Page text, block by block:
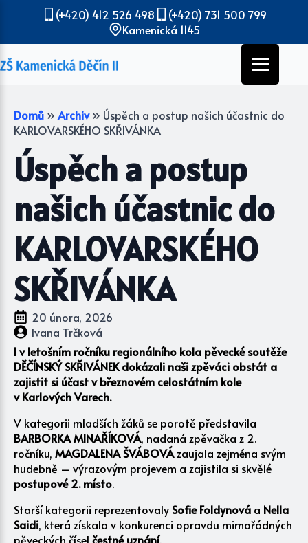
(+420) 412 526 498
(+420) 731 500 799
Kamenická 1145
Domů » Archiv » Úspěch a postup našich účastnic do
KARLOVARSKÉHO SKŘIVÁNKA
Úspěch a postup
našich účastnic do
KARLOVARSKÉHO
SKŘIVÁNKA
20 února, 2026
Ivana Trčková
I v letošním ročníku regionálního kola pěvecké soutěže
DĚČÍNSKÝ SKŘIVÁNEK dokázali naši zpěváci obstát a
zajistit si účast v březnovém celostátním kole
v Karlových Varech.
V kategorii mladších žáků se porotě představila
BARBORKA MINAŘÍKOVÁ, nadaná zpěvačka z 2.
ročníku, MAGDALENA ŠVÁBOVÁzaujala zejména svým
hudebně – výrazovým projevem a zajistila si skvělé
postupové 2. místo.
Starší kategorii reprezentovalySofie Foldynová a Nella
Saidi, která získala v konkurenci opravdu mimořádných
pěveckých čísel čestné uznání.